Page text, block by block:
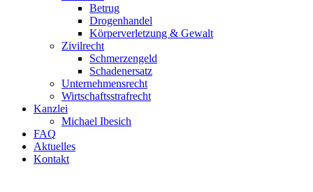
Betrug
Drogenhandel
Körperverletzung & Gewalt
Zivilrecht
Schmerzengeld
Schadenersatz
Unternehmensrecht
Wirtschaftsstrafrecht
Kanzlei
Michael Ibesich
FAQ
Aktuelles
Kontakt